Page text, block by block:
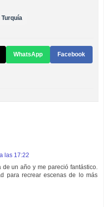
Turquía
WhatsApp Facebook
las 17:22
un año y me pareció fantástico.
para recrear escenas de lo más